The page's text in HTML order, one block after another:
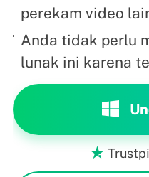
perekam video
Anda tidak perlu
lunak ini karena
